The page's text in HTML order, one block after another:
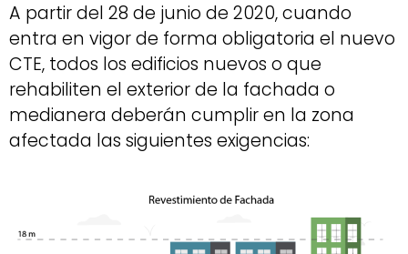
A partir del 28 de junio de 2020, cuando
entra en vigor de forma obligatoria el nuevo
CTE, todos los edificios nuevos o que
rehabiliten el exterior de la fachada o
medianera deberán cumplir en la zona
afectada las siguientes exigencias: